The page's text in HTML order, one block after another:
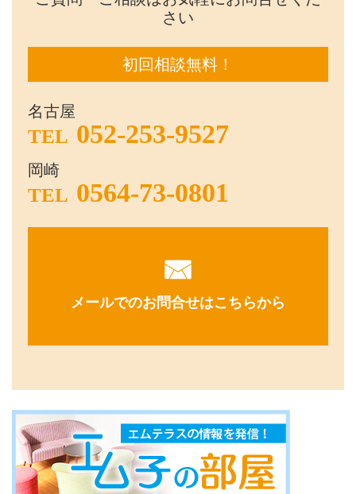
さい
初回相談無料！
名古屋
TEL 052-253-9527
岡崎
TEL 0564-73-0801
メールでのお問合せはこちらから